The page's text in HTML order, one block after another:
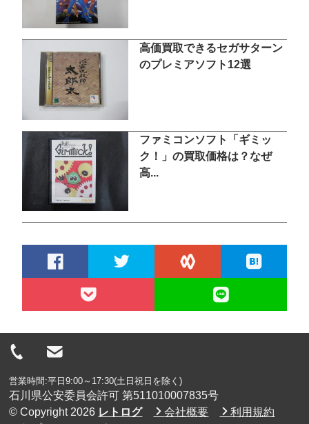
高価買取できるセガサターン
のプレミアソフト12選
ファミコンソフト「ギミッ
ク！」の買取価格は？なぜ
高...
営業時間:平日9:00～17:30(土日祝日を除く)
石川県公安委員会許可 第511010007835号
© Copyright 2026 レトログ 会社概要
利用規約